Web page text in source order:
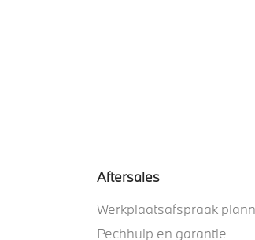
Aftersales
Werkplaatsafspraak
Pechhulp en garantie